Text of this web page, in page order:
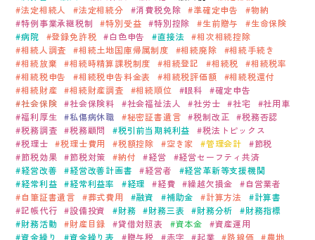
会社案内
ACCESS
アクセス
福岡本社
東京オフィス
大阪オフィス
RECRUIT
採用情報
法定相続人
法定相続分 消費税免除 準確定申告
物納
特例事業承継税制
特別受益 特別控除 生前贈与
生命保険
病院
登録免許税 白色申告 直接法
相次相続控除
相続人調査
相続土地国庫帰属制度 相続廃除
相続手続き
相続放棄
相続時精算課税制度 相続登記 相続税
相続税率
相続税申告
相続税申告料金表 相続税評価額
相続税還付
相続財産
相続財産調査 相続順位 眼科
確定申告
社会保険
社会保険料 社会福祉法人 社労士 社宅
社用車
福利厚生
私傷病休職 秘密証書遺言 税制改正
税務否認
税務調査
税務顧問 税引前当期純利益
税法トピックス
税理士
税理士費用 税額控除 空き家 管理会計
節税
節税効果
節税対策 納付 経営
経営セーフティ共済
経営改善
経営改善計画書 経営者
経営革新等支援機関
経常利益
経常利益率 経理 経費 繰越欠損金
自営業者
自筆証書遺言
葬式費用 融資 補助金 計算方法
計算書
記帳代行
設備投資 財務 財務三表 財務分析
財務指標
財務活動
財産目録 貸借対照表 資本金
資産運用
資金繰り
資金繰り表 贈与税 赤字 起業 路線価
農地